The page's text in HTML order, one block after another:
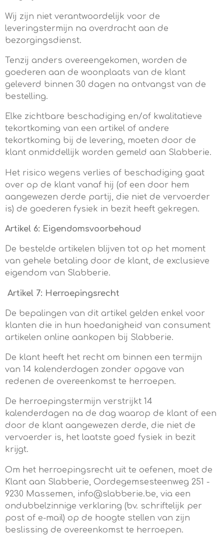
Wij zijn niet verantwoordelijk voor de
leveringstermijn na overdracht aan de
bezorgingsdienst.
Tenzij anders overeengekomen, worden de
goederen aan de woonplaats van de klant
geleverd binnen 30 dagen na ontvangst van de
bestelling.
Elke zichtbare beschadiging en/of kwalitatieve
tekortkoming van een artikel of andere
tekortkoming bij de levering, moeten door de
klant onmiddellijk worden gemeld aan Slabberie.
Het risico wegens verlies of beschadiging gaat
over op de klant vanaf hij (of een door hem
aangewezen derde partij, die niet de vervoerder
is) de goederen fysiek in bezit heeft gekregen.
Artikel 6: Eigendomsvoorbehoud
De bestelde artikelen blijven tot op het moment
van gehele betaling door de klant, de exclusieve
eigendom van Slabberie.
Artikel 7: Herroepingsrecht
De bepalingen van dit artikel gelden enkel voor
klanten die in hun hoedanigheid van consument
artikelen online aankopen bij Slabberie.
De klant heeft het recht om binnen een termijn
van 14 kalenderdagen zonder opgave van
redenen de overeenkomst te herroepen.
De herroepingstermijn verstrijkt 14
kalenderdagen na de dag waarop de klant of een
door de klant aangewezen derde, die niet de
vervoerder is, het laatste goed fysiek in bezit
krijgt.
Om het herroepingsrecht uit te oefenen, moet de
Klant aan Slabberie, Oordegemsesteenweg 251 -
9230 Massemen, info@slabberie.be, via een
ondubbelzinnige verklaring (bv. schriftelijk per
post of e-mail) op de hoogte stellen van zijn
beslissing de overeenkomst te herroepen.